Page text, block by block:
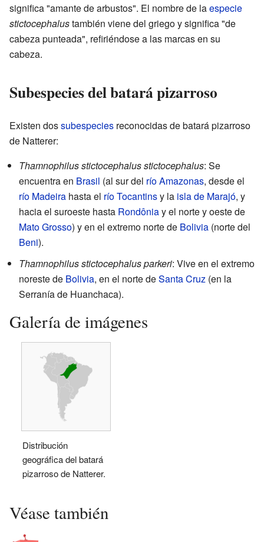
significa "amante de arbustos". El nombre de laespecie
stictocephalustambién viene del griego y significa "de
cabeza punteada", refiriéndose a las marcas en su
cabeza.
Subespecies del batará pizarroso
Existen dossubespecies reconocidas de batará pizarroso
de Natterer:
Thamnophilus stictocephalus stictocephalus: Se
encuentra en Brasil (al sur del río Amazonas, desde el
río Madeira hasta el río Tocantinsy la isla de Marajó, y
hacia el suroeste hasta Rondôniay el norte y oeste de
Mato Grosso) y en el extremo norte de Bolivia (norte del
Beni).
Thamnophilus stictocephalus parkeri: Vive en el extremo
noreste de Bolivia, en el norte deSanta Cruz (en la
Serranía de Huanchaca).
Galería de imágenes
Distribución
geográfica del batará
pizarroso de Natterer.
Véase también